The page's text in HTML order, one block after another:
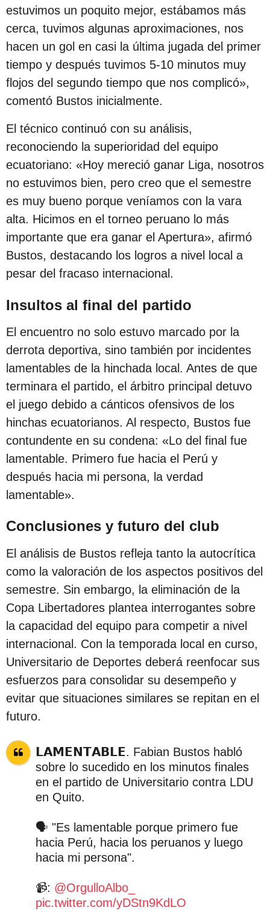
u
b
l
i
c
a
i
ó
n
estuvimos un poquito mejor, estábamos más
cerca, tuvimos algunas aproximaciones, nos
hacen un gol en casi la última jugada del primer
tiempo y después tuvimos 5-10 minutos muy
flojos del segundo tiempo que nos complicó»,
comentó Bustos inicialmente.
El técnico continuó con su análisis,
reconociendo la superioridad del equipo
ecuatoriano: «Hoy mereció ganar Liga, nosotros
no estuvimos bien, pero creo que el semestre
es muy bueno porque veníamos con la vara
alta. Hicimos en el torneo peruano lo más
importante que era ganar el Apertura», afirmó
Bustos, destacando los logros a nivel local a
pesar del fracaso internacional.
Insultos al final del partido
El encuentro no solo estuvo marcado por la
derrota deportiva, sino también por incidentes
lamentables de la hinchada local. Antes de que
terminara el partido, el árbitro principal detuvo
el juego debido a cánticos ofensivos de los
hinchas ecuatorianos. Al respecto, Bustos fue
contundente en su condena: «Lo del final fue
lamentable. Primero fue hacia el Perú y
después hacia mi persona, la verdad
lamentable».
Conclusiones y futuro del club
El análisis de Bustos refleja tanto la autocrítica
como la valoración de los aspectos positivos del
semestre. Sin embargo, la eliminación de la
Copa Libertadores plantea interrogantes sobre
la capacidad del equipo para competir a nivel
internacional. Con la temporada local en curso,
Universitario de Deportes deberá reenfocar sus
esfuerzos para consolidar su desempeño y
evitar que situaciones similares se repitan en el
futuro.
𝗟𝗔𝗠𝗘𝗡𝗧𝗔𝗕𝗟𝗘. Fabian Bustos habló
sobre lo sucedido en los minutos finales
en el partido de Universitario contra LDU
en Quito.
🗣️ "Es lamentable porque primero fue
hacia Perú, hacia los peruanos y luego
hacia mi persona".
📹: @OrgulloAlbo_
pic.twitter.com/yDStn9KdLO